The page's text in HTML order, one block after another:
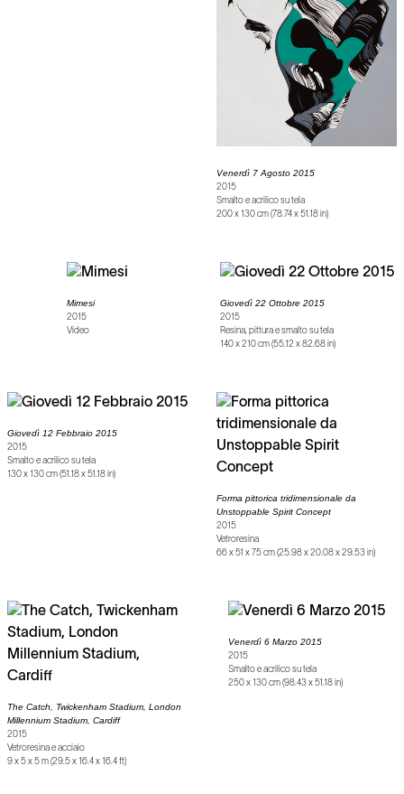
Venerdì 7 Agosto 2015
2015
Smalto e acrilico su tela
200 x 130 cm (78.74 x 51.18 in)
Mimesi
2015
Video
Giovedì 22 Ottobre 2015
2015
Resina, pittura e smalto su tela
140 x 210 cm (55.12 x 82.68 in)
Giovedì 12 Febbraio 2015
2015
Smalto e acrilico su tela
130 x 130 cm (51.18 x 51.18 in)
Forma pittorica tridimensionale da
Unstoppable Spirit Concept
2015
Vetroresina
66 x 51 x 75 cm (25.98 x 20.08 x 29.53 in)
The Catch, Twickenham Stadium, London
Millennium Stadium, Cardiff
2015
Vetroresina e acciaio
9 x 5 x 5 m (29.5 x 16.4 x 16.4 ft)
Venerdì 6 Marzo 2015
2015
Smalto e acrilico su tela
250 x 130 cm (98.43 x 51.18 in)